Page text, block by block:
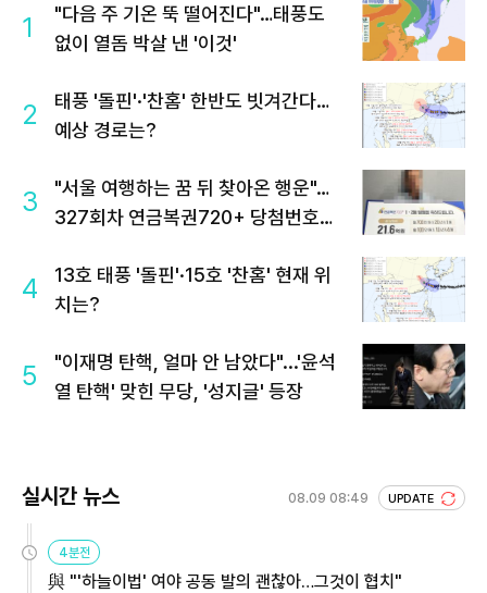
1
"다음 주 기온 뚝 떨어진다"…태풍도
없이 열돔 박살 낸 '이것'
2
태풍 '돌핀'·'찬홈' 한반도 빗겨간다…
예상 경로는?
3
"서울 여행하는 꿈 뒤 찾아온 행운"…
327회차 연금복권720+ 당첨번호조
4
13호 태풍 '돌핀'·15호 '찬홈' 현재 위
치는?
5
"이재명 탄핵, 얼마 안 남았다"...'윤석
열 탄핵' 맞힌 무당, '성지글' 등장
실시간 뉴스 08.09 08:49 UPDATE
4분전
與 "'하늘이법' 여야 공동 발의 괜찮아…그것이 협치"